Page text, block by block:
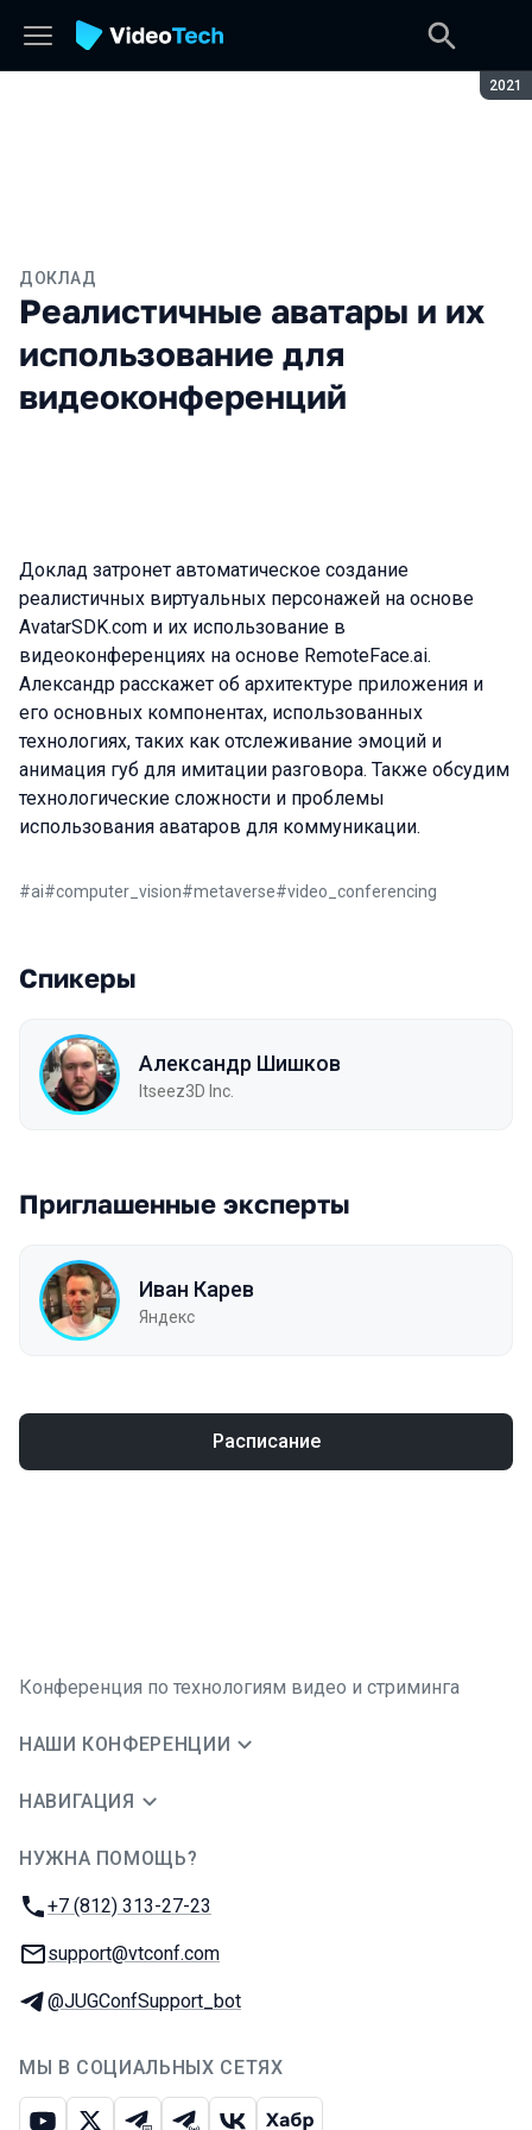
2021
ДОКЛАД
Реалистичные аватары и их
использование для
видеоконференций
Доклад затронет автоматическое создание
реалистичных виртуальных персонажей на основе
AvatarSDK.com и их использование в
видеоконференциях на основе RemoteFace.ai.
Александр расскажет об архитектуре приложения и
его основных компонентах, использованных
технологиях, таких как отслеживание эмоций и
анимация губ для имитации разговора. Также обсудим
технологические сложности и проблемы
использования аватаров для коммуникации.
#ai#computer_vision#metaverse#video_conferencing
Спикеры
Александр Шишков
Itseez3D Inc.
Приглашенные эксперты
Иван Карев
Яндекс
Расписание
Конференция по технологиям видео и стриминга
НАШИ КОНФЕРЕНЦИИ
НАВИГАЦИЯ
НУЖНА ПОМОЩЬ?
Телефон:
+7 (812) 313-27-23
E-mail:
support@vtconf.com
Телеграм:
@JUGConfSupport_bot
МЫ В СОЦИАЛЬНЫХ СЕТЯХ